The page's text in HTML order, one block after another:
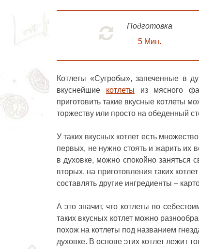
Подготовка
5 Мин.
Котлеты «Сугробы», запеченные в
вкуснейшие котлеты из мясного
приготовить такие вкусные котлеты
торжеству или просто на обеденный
У таких вкусных котлет есть
первых, не нужно стоять и жарить их
в духовке, можно спокойно заняться
вторых, на приготовления таких
составлять другие ингредиенты –
А это значит, что котлеты по
таких вкусных котлет можно
похож на котлеты под названием
духовке. В основе этих котлет лежит